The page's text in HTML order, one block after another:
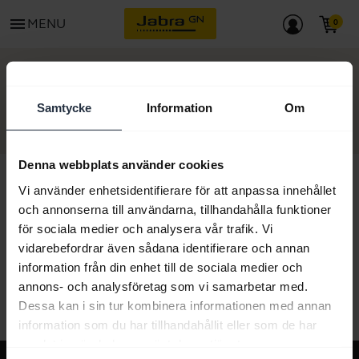
Samtycke Information Om
Denna webbplats använder cookies
Vi använder enhetsidentifierare för att anpassa innehållet
och annonserna till användarna, tillhandahålla funktioner
för sociala medier och analysera vår trafik. Vi
vidarebefordrar även sådana identifierare och annan
information från din enhet till de sociala medier och
annons- och analysföretag som vi samarbetar med.
Dessa kan i sin tur kombinera informationen med annan
information som du har tillhandahållit eller som de har
menu MENU
Allt supportinnehåll
Resurser för att komma igång